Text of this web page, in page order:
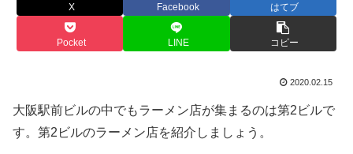
X Facebook はてブ
Pocket LINE コピー
2020.02.15
大阪駅前ビルの中でもラーメン店が集まるのは第2ビルで
す。第2ビルのラーメン店を紹介しましょう。